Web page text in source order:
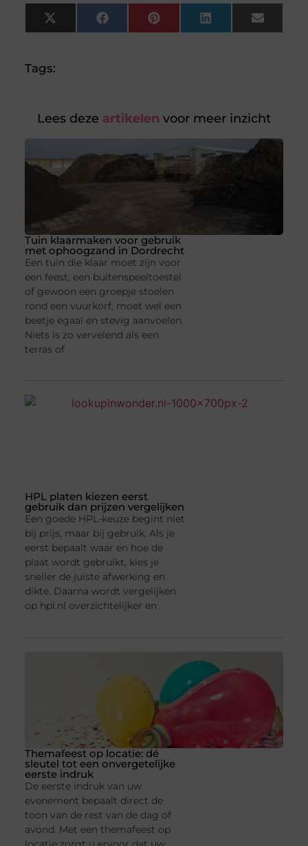
X
(Twitter)
FacebookPinterestLinkedInEmail
Tags:
Lees deze artikelen voor meer inzicht
Tuin klaarmaken voor gebruik
met ophoogzand in Dordrecht
Een tuin die klaar moet zijn voor
een feest, een buitenspeeltoestel
of gewoon een groepje stoelen
rond een vuurkorf, moet wel een
beetje egaal en stevig aanvoelen.
Niets is zo vervelend als een
terras of
HPL platen kiezen eerst
gebruik dan prijzen vergelijken
Een goede HPL-keuze begint niet
bij prijs, maar bij gebruik. Als je
eerst bepaalt waar en hoe de
plaat wordt gebruikt, kies je
sneller de juiste afwerking en
dikte. Daarna wordt vergelijken
op hpl.nl overzichtelijker en
Themafeest op locatie: dé
sleutel tot een onvergetelijke
eerste indruk
De eerste indruk van uw
evenement bepaalt direct de
toon van de rest van de dag of
avond. Met een themafeest op